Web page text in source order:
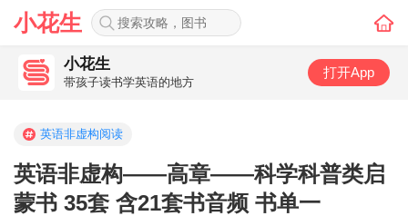
小花生
小花生
带孩子读书学英语的地方
打开App
英语非虚构阅读
英语非虚构——高章——科学科普类启
蒙书 35套 含21套书音频 书单一